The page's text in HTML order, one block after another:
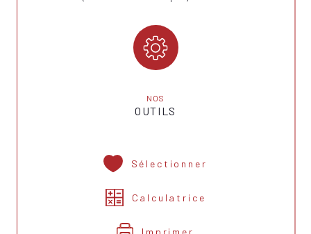
NOS
OUTILS
Sélectionner
Calculatrice
Imprimer